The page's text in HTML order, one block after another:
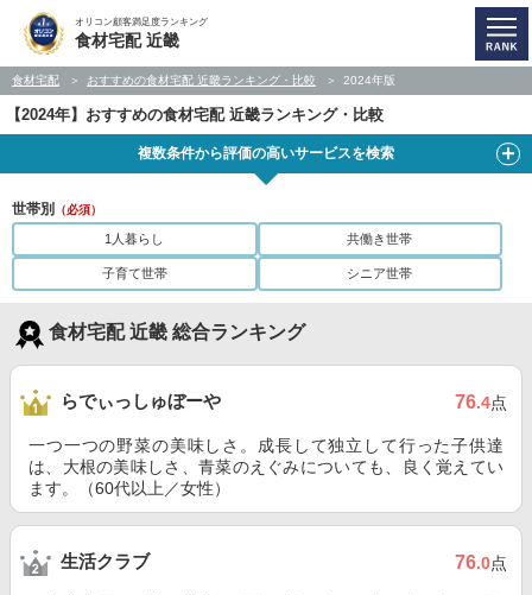
オリコン顧客満足度ランキング
食材宅配 近畿
食材宅配 おすすめの食材宅配 近畿ランキング・比較 2024年版
【2024年】おすすめの食材宅配 近畿ランキング・比較
複数条件から評価の高いサービスを検索
世帯別 （必須）
1人暮らし 共働き世帯
子育て世帯 シニア世帯
食材宅配 近畿 総合ランキング
らでぃっしゅぼーや 76.4点
一つ一つの野菜の美味しさ。成長して独立して行った子供達
は、大根の美味しさ、青菜のえぐみについても、良く覚えてい
ます。（60代以上／女性）
生活クラブ 76.0点